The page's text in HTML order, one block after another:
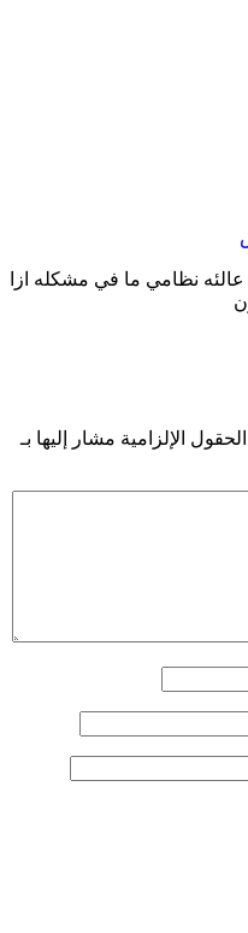
عالئه نظامي ما في مشكله ازا
الحقول الإلزامية مشار إليها بـ